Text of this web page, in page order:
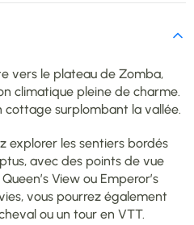
vers le plateau de Zomba,
climatique pleine de charme.
cottage surplombant la vallée.
explorer les sentiers bordés
avec des points de vue
View ou Emperor’s
vous pourrez également
ou un tour en VTT.